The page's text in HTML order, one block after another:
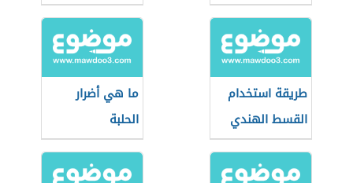
طريقة استخدام
القسط الهندي
للرجال
ما هي أضرار
الحلبة